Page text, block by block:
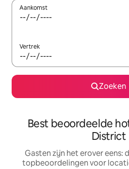
Aankomst
Vertrek
Zoeken
Best beoordeelde
District
Gasten zijn het erover eens:
topbeoordelingen voor